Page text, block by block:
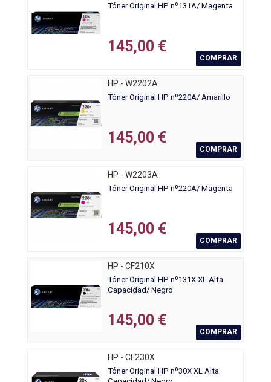
Tóner Original HP nº131A/ Magenta
145,00 €
COMPRAR
HP - W2202A
Tóner Original HP nº220A/ Amarillo
145,00 €
COMPRAR
HP - W2203A
Tóner Original HP nº220A/ Magenta
145,00 €
COMPRAR
HP - CF210X
Tóner Original HP nº131X XL Alta
Capacidad/ Negro
145,00 €
COMPRAR
HP - CF230X
Tóner Original HP nº30X XL Alta